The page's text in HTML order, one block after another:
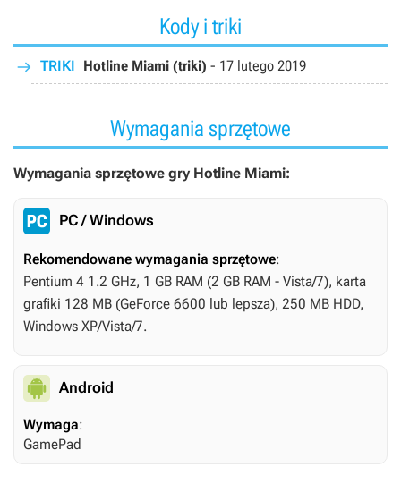
Kody i triki
TRIKI Hotline Miami (triki) - 17 lutego 2019
Wymagania sprzętowe
Wymagania sprzętowe gry Hotline Miami:
PC / Windows
Rekomendowane wymagania sprzętowe:
Pentium 4 1.2 GHz, 1 GB RAM (2 GB RAM - Vista/7), karta
grafiki 128 MB (GeForce 6600 lub lepsza), 250 MB HDD,
Windows XP/Vista/7.
Android
Wymaga:
GamePad